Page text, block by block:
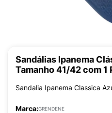
Sandálias Ipanema
Tamanho 41/42 com 1
Sandalia Ipanema Classica
Marca:GRENDENE